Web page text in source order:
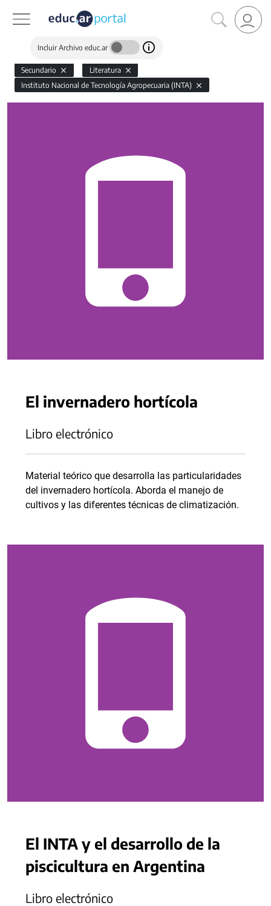
Incluir Archivo educ.ar
Secundario
Literatura
Instituto Nacional de Tecnología Agropecuaria (INTA)
El invernadero hortícola
Libro electrónico
Material teórico que desarrolla las particularidades
del invernadero hortícola. Aborda el manejo de
cultivos y las diferentes técnicas de climatización.
El INTA y el desarrollo de la
piscicultura en Argentina
Libro electrónico